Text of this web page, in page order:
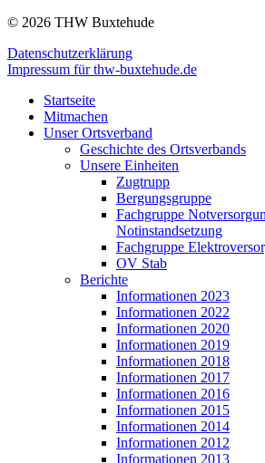
© 2026 THW Buxtehude
Datenschutzerklärung
Impressum für thw-buxtehude.de
Startseite
Mitmachen
Unser Ortsverband
Geschichte des Ortsverbands
Unsere Einheiten
Zugtrupp
Bergungsgruppe
Fachgruppe
Notinstandsetzung
Fachgruppe
OV Stab
Berichte
Informationen 2023
Informationen 2022
Informationen 2020
Informationen 2019
Informationen 2018
Informationen 2017
Informationen 2016
Informationen 2015
Informationen 2014
Informationen 2012
Informationen 2013